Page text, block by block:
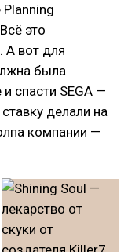
это
А вот для
была
спасти SEGA —
делали на
компании —